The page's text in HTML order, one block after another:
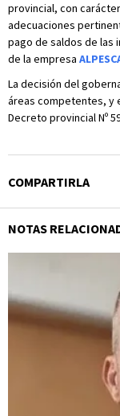
provincial, con
adecuaciones
pago de saldos de las
de la empresa
La decisión del
áreas competentes, y
Decreto provincial Nº
COMPARTIRLA
NOTAS